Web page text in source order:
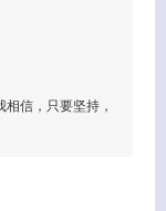
信，只要坚持，